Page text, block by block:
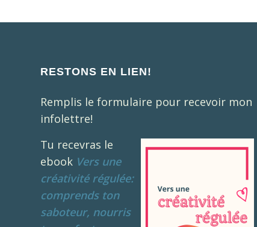
RESTONS EN LIEN!
Remplis le formulaire pour recevoir mon
infolettre!
Tu recevras le
ebook Vers une
créativité régulée:
comprends ton
saboteur, nourris